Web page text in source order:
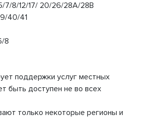
7/8/12/17/ 20/26/28A/28B
40/41
8
поддержки услуг местных
быть доступен не во всех
только некоторые регионы и